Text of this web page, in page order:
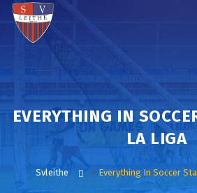
EVERYTHING IN
LA LIGA
Svleithe > Everything In Soccer